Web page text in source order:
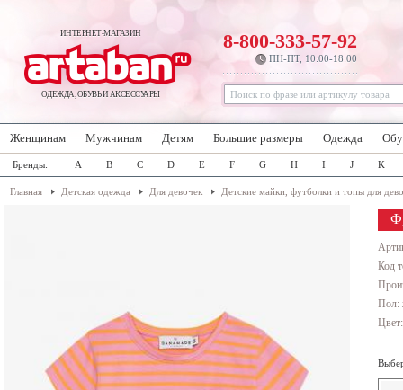
ИНТЕРНЕТ-МАГАЗИН
ОДЕЖДА, ОБУВЬ И АКСЕССУАРЫ
8-800-333-57-92
ПН-ПТ, 10:00-18:00
Женщинам Мужчинам Детям Большие размеры Одежда
Бренды: A B C D E F G H I J K
Главная Детская одежда Для девочек Детские майки, футболки и топы для
Код
Пол: